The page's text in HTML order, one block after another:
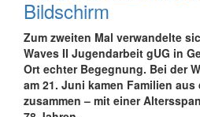
Bildschirm
Zum zweiten Mal verwandelte
Waves II Jugend­arbeit gUG in
Ort echter Begegnung. Bei der
am 21. Juni kamen Familien
zusammen – mit einer